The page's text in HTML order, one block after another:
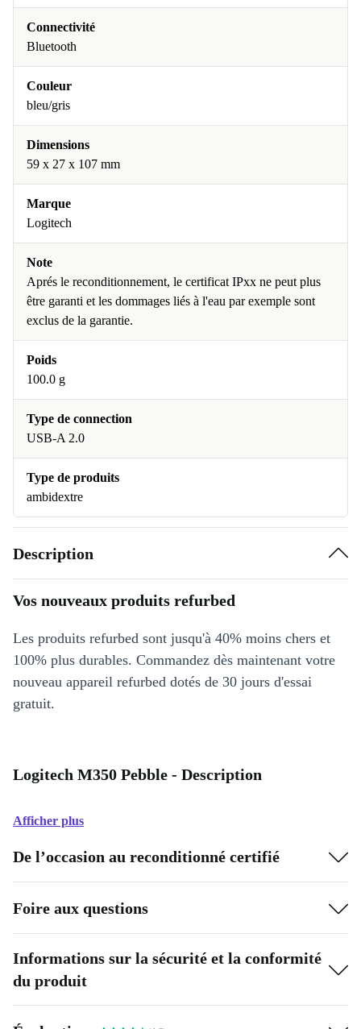
Connectivité
Bluetooth
Couleur
bleu/gris
Dimensions
59 x 27 x 107 mm
Marque
Logitech
Note
Aprés le reconditionnement, le certificat IPxx ne peut plus
être garanti et les dommages liés à l'eau par exemple sont
exclus de la garantie.
Poids
100.0 g
Type de connection
USB-A 2.0
Type de produits
ambidextre
Description
Vos nouveaux produits refurbed
Les produits refurbed sont jusqu'à 40% moins chers et
100% plus durables. Commandez dès maintenant votre
nouveau appareil refurbed dotés de 30 jours d'essai
gratuit.
Logitech M350 Pebble - Description
Afficher plus
De l’occasion au reconditionné certifié
Foire aux questions
Informations sur la sécurité et la conformité
du produit